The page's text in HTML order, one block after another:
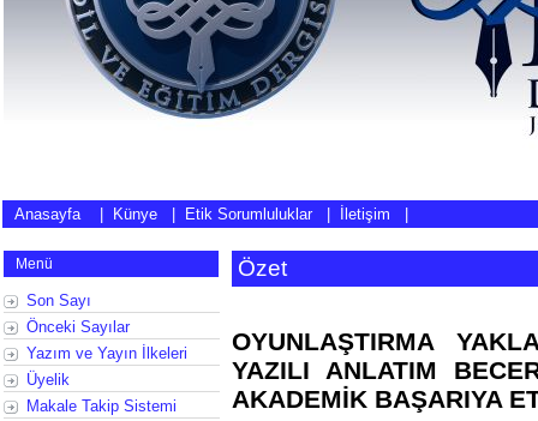
Anasayfa| Künye Etik Sorumluluklar İletişim
Menü
Son Sayı
Önceki Sayılar
Yazım ve Yayın İlkeleri
Üyelik
Makale Takip Sistemi
Özet
OYUNLAŞTIRMA
YAZILI ANLATIM
AKADEMİK BAŞARIYA